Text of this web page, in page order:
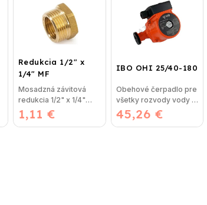
Redukcia 1/2" x
1/4" MF
1,11 €
Mosadzná závitová
redukcia 1/2" x 1/4"
MF je najpoužívanejší
spoj...
IBO OHI 25/40-180
45,26 €
Obehové čerpadlo pre
všetky rozvody vody v
dome IBO OHI 25/40-
180 Čerpadlá...